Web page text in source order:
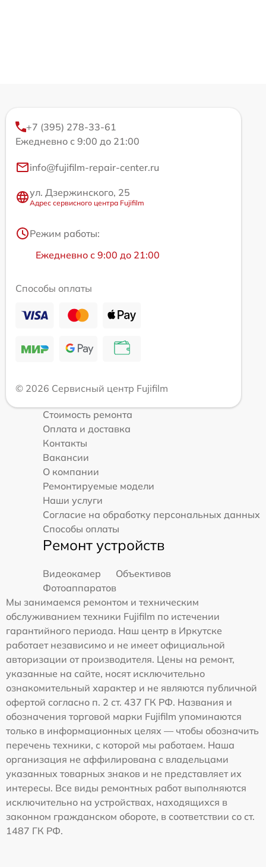
+7 (395) 278-33-61
Ежедневно с 9:00 до 21:00
info@fujifilm-repair-center.ru
ул. Дзержинского, 25
Адрес сервисного центра Fujifilm
Режим работы:
Ежедневно с 9:00 до 21:00
Способы оплаты
© 2026 Сервисный центр Fujifilm
Стоимость ремонта
Оплата и доставка
Контакты
Вакансии
О компании
Ремонтируемые модели
Наши услуги
Согласие на обработку персональных данных
Способы оплаты
Ремонт устройств
Видеокамер
Объективов
Фотоаппаратов
Мы занимаемся ремонтом и техническим
обслуживанием техники Fujifilm по истечении
гарантийного периода. Наш центр в Иркутске
работает независимо и не имеет официальной
авторизации от производителя. Цены на ремонт,
указанные на сайте, носят исключительно
ознакомительный характер и не являются публичной
офертой согласно п. 2 ст. 437 ГК РФ. Названия и
обозначения торговой марки Fujifilm упоминаются
только в информационных целях — чтобы обозначить
перечень техники, с которой мы работаем. Наша
организация не аффилирована с владельцами
указанных товарных знаков и не представляет их
интересы. Все виды ремонтных работ выполняются
исключительно на устройствах, находящихся в
законном гражданском обороте, в соответствии со ст.
1487 ГК РФ.